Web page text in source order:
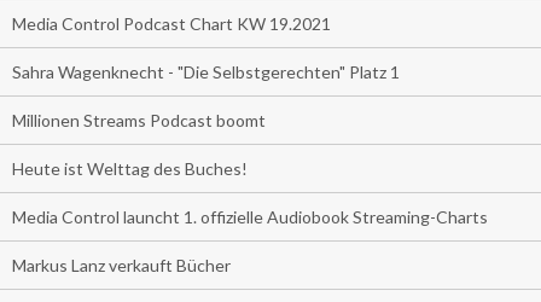
Media Control Podcast Chart KW 19.2021
Sahra Wagenknecht - "Die Selbstgerechten" Platz 1
Millionen Streams Podcast boomt
Heute ist Welttag des Buches!
Media Control launcht 1. offizielle Audiobook Streaming-Charts
Markus Lanz verkauft Bücher